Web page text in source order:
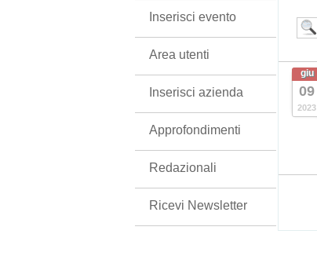
giu
09
2023
Inserisci evento
Area utenti
Inserisci azienda
Approfondimenti
Redazionali
Ricevi Newsletter